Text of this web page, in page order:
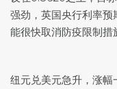
强劲，英国央行利率
能很快取消防疫限制措
纽元兑美元急升，涨幅